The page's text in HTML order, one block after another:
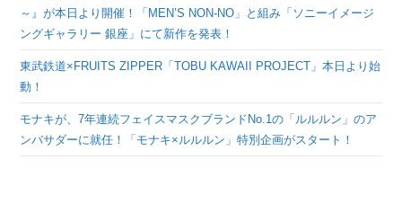
～』が本日より開催！「MEN’S NON-NO」と組み「ソニーイメージ
ングギャラリー 銀座」にて新作を発表！
東武鉄道×FRUITS ZIPPER「TOBU KAWAII PROJECT」本日より始
動！
モナキが、7年連続フェイスマスクブランドNo.1の「ルルルン」のア
ンバサダーに就任！「モナキ×ルルルン」特別企画がスタート！